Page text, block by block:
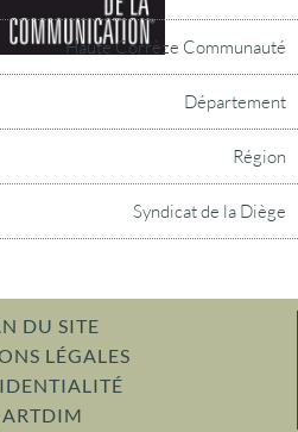
Haute Corrèze Communauté
Département
Région
Syndicat de la Diège
DU SITE
LÉGALES
ARTDIM